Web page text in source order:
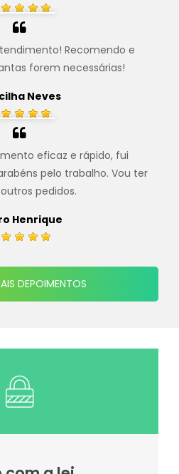
Recomendo e
forem necessárias!
Neves
eficaz e rápido, fui
pelo trabalho. Vou ter
pedidos.
Henrique
DEPOIMENTOS